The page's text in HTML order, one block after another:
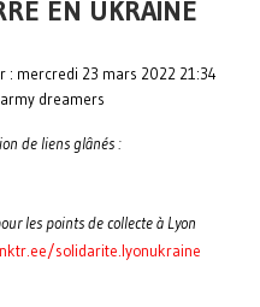
EN UKRAINE
: mercredi 23 mars 2022 21:34
army dreamers
de liens glânés :
les points de collecte à Lyon
solidarite.lyonukraine